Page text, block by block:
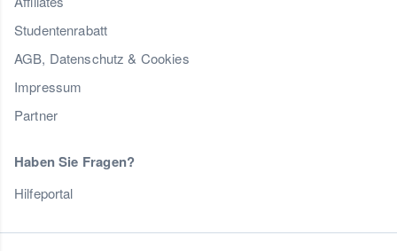
Studentenrabatt
AGB, Datenschutz & Cookies
Impressum
Partner
Haben Sie Fragen?
Hilfeportal